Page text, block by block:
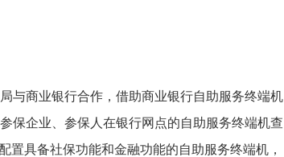
商业银行合作，借助商业银行自助服务终端机
保企业、参保人在银行网点的自助服务终端机查
具备社保功能和金融功能的自助服务终端机，